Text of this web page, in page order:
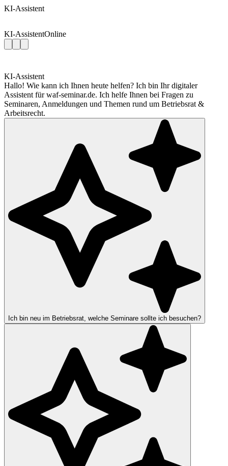
KI-Assistent
KI-AssistentOnline
KI-Assistent
Hallo! Wie kann ich Ihnen heute helfen? Ich bin Ihr digitaler
Assistent für waf-seminar.de. Ich helfe Ihnen bei Fragen zu
Seminaren, Anmeldungen und Themen rund um Betriebsrat &
Arbeitsrecht.
Ich bin neu im Betriebsrat, welche Seminare sollte ich besuchen?